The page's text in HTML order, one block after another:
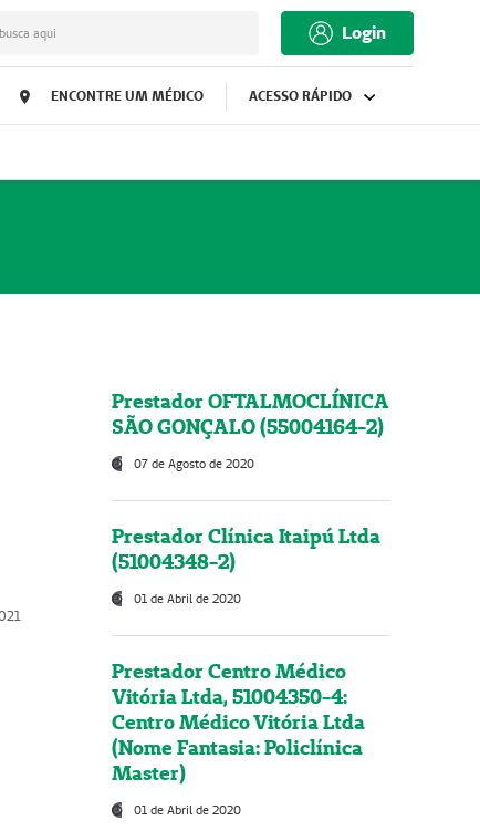
aqui Login
ENCONTRE UM MÉDICO ACESSO RÁPIDO
Prestador OFTALMOCLÍNICA
SÃO GONÇALO (55004164-2)
07 de Agosto de 2020
Prestador Clínica Itaipú Ltda
(51004348-2)
01 de Abril de 2020
Prestador Centro Médico
Vitória Ltda, 51004350-4:
Centro Médico Vitória Ltda
(Nome Fantasia: Policlínica
Master)
01 de Abril de 2020